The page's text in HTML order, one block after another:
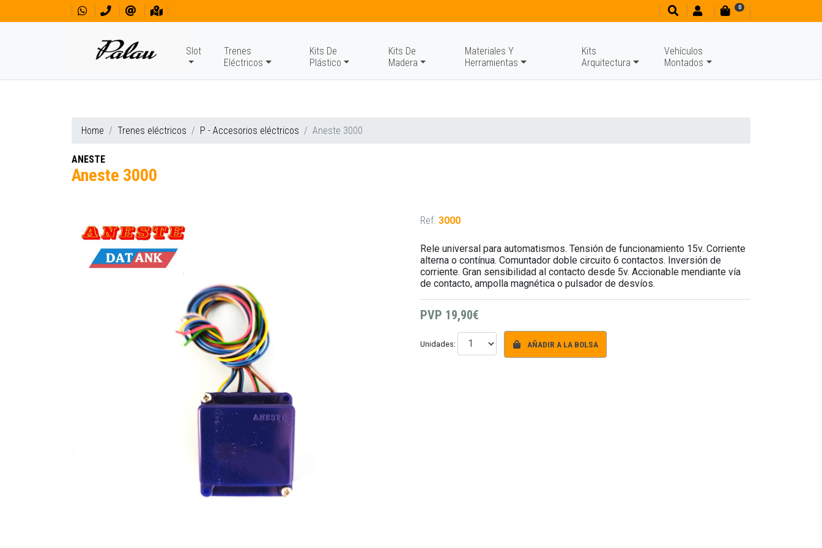
0
Slot
Trenes
Eléctricos
Kits De
Plástico
Kits De
Madera
Materiales Y
Herramientas
Kits
Arquitectura
Vehículos
Montados
Home Trenes eléctricos P - Accesorios eléctricos Aneste 3000
ANESTE
Aneste 3000
Ref. 3000
Rele universal para automatismos. Tensión de funcionamiento 15v. Corriente
alterna o contínua. Comuntador doble circuito 6 contactos. Inversión de
corriente. Gran sensibilidad al contacto desde 5v. Accionable mendiante vía
de contacto, ampolla magnética o pulsador de desvíos.
PVP 19,90€
Unidades: AÑADIR A LA BOLSA